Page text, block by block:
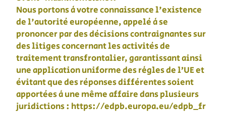
Nous portons à votre connaissance l'existence
de l'autorité européenne, appelé à se
prononcer par des décisions contraignantes sur
des litiges concernant les activités de
traitement transfrontalier, garantissant ainsi
une application uniforme des règles de l’UE et
évitant que des réponses différentes soient
apportées à une même affaire dans plusieurs
juridictions : https://edpb.europa.eu/edpb_fr